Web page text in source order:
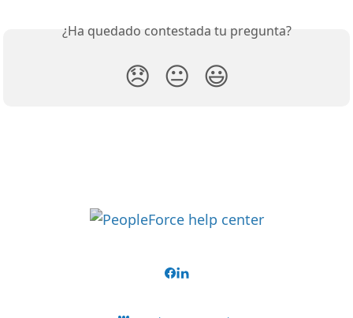
¿Ha quedado contestada tu pregunta?
😞 😐 😃